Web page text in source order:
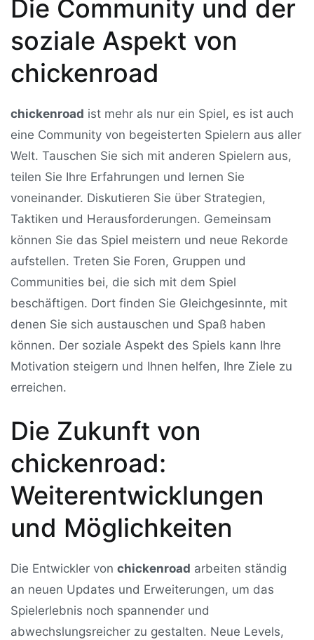
Die Community und der
soziale Aspekt von
chickenroad
chickenroad ist mehr als nur ein Spiel, es ist auch
eine Community von begeisterten Spielern aus aller
Welt. Tauschen Sie sich mit anderen Spielern aus,
teilen Sie Ihre Erfahrungen und lernen Sie
voneinander. Diskutieren Sie über Strategien,
Taktiken und Herausforderungen. Gemeinsam
können Sie das Spiel meistern und neue Rekorde
aufstellen. Treten Sie Foren, Gruppen und
Communities bei, die sich mit dem Spiel
beschäftigen. Dort finden Sie Gleichgesinnte, mit
denen Sie sich austauschen und Spaß haben
können. Der soziale Aspekt des Spiels kann Ihre
Motivation steigern und Ihnen helfen, Ihre Ziele zu
erreichen.
Die Zukunft von
chickenroad:
Weiterentwicklungen
und Möglichkeiten
Die Entwickler von chickenroad arbeiten ständig
an neuen Updates und Erweiterungen, um das
Spielerlebnis noch spannender und
abwechslungsreicher zu gestalten. Neue Levels,